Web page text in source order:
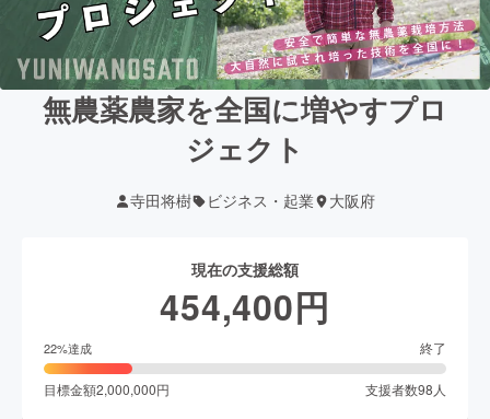
無農薬農家を全国に増やすプロ
ジェクト
寺田将樹 ビジネス・起業 大阪府
現在の支援総額
454,400円
22%達成 終了
目標金額2,000,000円 支援者数98 人